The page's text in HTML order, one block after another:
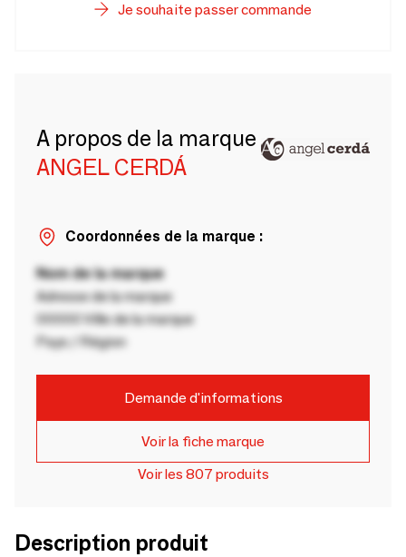
Je souhaite passer commande
A propos de la marque
ANGEL CERDÁ
Coordonnées de la marque :
Nom de la marque
Adresse de la marque
00000 Ville de la marque
Pays / Région
Demande d'informations
Voir la fiche marque
Voir les 807 produits
Description produit